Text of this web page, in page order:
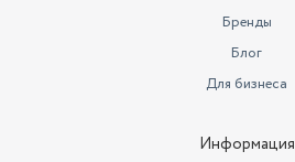
710
Китай
Бренды
Блог
Для бизнеса
Информация